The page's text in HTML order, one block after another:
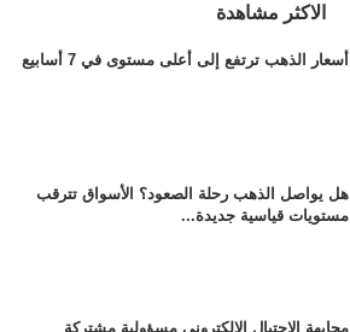
الاكثر مشاهدة
أسعار الذهب ترتفع إلى أعلى مستوى في 7 أسابيع
هل يواصل الذهب رحلة الصعود؟ الأسواق تترقب
مستويات قياسية جديدة...
مجابهة الاحتيال الإلكتروني مسؤولية مشتركة